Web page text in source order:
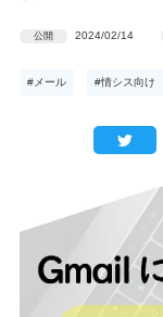
公開 2024/02/14
#メール #情シス向け